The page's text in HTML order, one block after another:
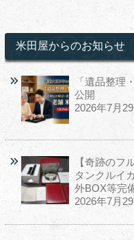
米田屋からのお知らせ
「遺品整理
公開
2026年7月
【奇跡のフ
タンクルイ
外BOX等完
2026年7月